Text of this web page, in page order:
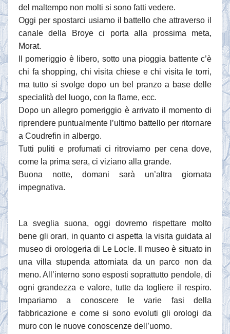
del maltempo non molti si sono fatti vedere.
Oggi per spostarci usiamo il battello che attraverso il
canale della Broye ci porta alla prossima meta,
Morat.
Il pomeriggio è libero, sotto una pioggia battente c’è
chi fa shopping, chi visita chiese e chi visita le torri,
ma tutto si svolge dopo un bel pranzo a base delle
specialità del luogo, con la flame, ecc.
Dopo un allegro pomeriggio è arrivato il momento di
riprendere puntualmente l’ultimo battello per ritornare
a Coudrefin in albergo.
Tutti puliti e profumati ci ritroviamo per cena dove,
come la prima sera, ci viziano alla grande.
Buona notte, domani sarà un’altra giornata
impegnativa.
La sveglia suona, oggi dovremo rispettare molto
bene gli orari, in quanto ci aspetta la visita guidata al
museo di orologeria di Le Locle. Il museo è situato in
una villa stupenda attorniata da un parco non da
meno. All’interno sono esposti soprattutto pendole, di
ogni grandezza e valore, tutte da togliere il respiro.
Impariamo a conoscere le varie fasi della
fabbricazione e come si sono evoluti gli orologi da
muro con le nuove conoscenze dell’uomo.